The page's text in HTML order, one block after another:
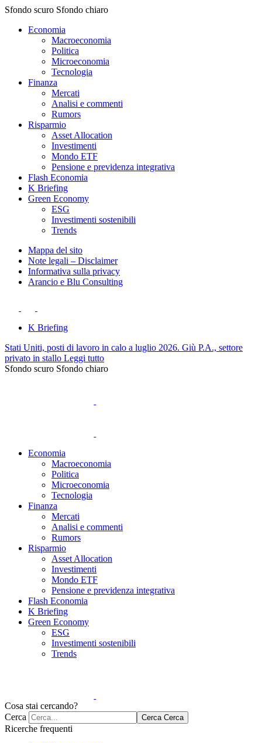
Sfondo scuro Sfondo chiaro
Economia
Macroeconomia
Politica
Microeconomia
Tecnologia
Finanza
Mercati
Analisi e commenti
Rumors
Risparmio
Asset Allocation
Investimenti
Mondo ETF
Pensione e previdenza integrativa
Flash Economia
K Briefing
Green Economy
ESG
Investimenti sostenibili
Trends
Mappa del sito
Note legali – Disclaimer
Informativa sulla privacy
Arancio e Blu Consulting
K Briefing
Stati Uniti, posti di lavoro in calo a luglio 2026. Giù P.A., settore
privato in stallo Leggi tutto
Sfondo scuro Sfondo chiaro
Economia
Macroeconomia
Politica
Microeconomia
Tecnologia
Finanza
Mercati
Analisi e commenti
Rumors
Risparmio
Asset Allocation
Investimenti
Mondo ETF
Pensione e previdenza integrativa
Flash Economia
K Briefing
Green Economy
ESG
Investimenti sostenibili
Trends
Cosa stai cercando?
Cerca
Cerca Cerca
Ricerche frequenti